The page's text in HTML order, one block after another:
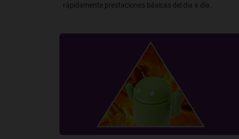
rápidamente prestaciones básicas del día a día.